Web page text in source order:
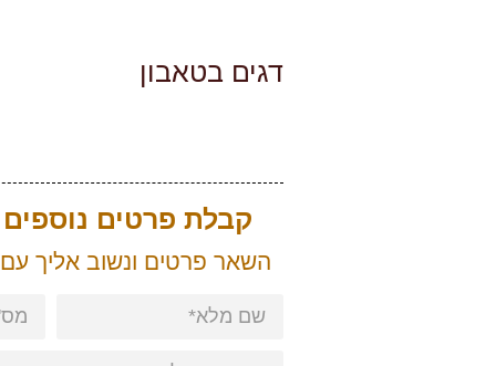
דגים בטאבון
קבלת פרטים
השאר פרטים ונשוב אליך